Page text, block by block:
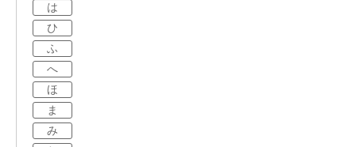
は
ひ
ふ
へ
ほ
ま
み